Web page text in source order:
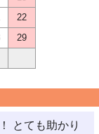
22
29
とても助かり